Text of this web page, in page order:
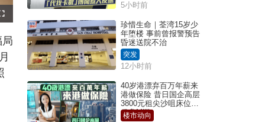
F
u
s
c
r
e
n
5小时前
珍惜生命｜荃湾15岁少
年堕楼 事前曾报警预告
昏迷送院不治
突发
12小时前
40岁港漂弃百万年薪来
港做保险 昔日国企高层
3800元租尖沙咀床位｜
租盘Million
楼市动向